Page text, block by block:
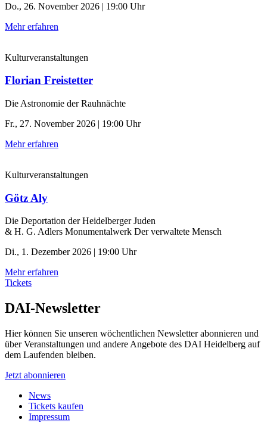
Do., 26. November 2026 | 19:00 Uhr
Mehr erfahren
Kulturveranstaltungen
Florian Freistetter
Die Astronomie der ­Rauhnächte
Fr., 27. November 2026 | 19:00 Uhr
Mehr erfahren
Kulturveranstaltungen
Götz Aly
Die Deportation der ­Heidelberger Juden
& H. G. Adlers Monumentalwerk Der verwaltete Mensch
Di., 1. Dezember 2026 | 19:00 Uhr
Mehr erfahren
Tickets
DAI-Newsletter
Hier können Sie unseren wöchentlichen Newsletter abonnieren und
über Veranstaltungen und andere Angebote des DAI Heidelberg auf
dem Laufenden bleiben.
Jetzt abonnieren
News
Tickets kaufen
Impressum